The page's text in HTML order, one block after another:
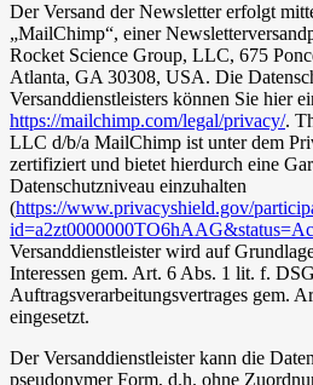
Der Versand der Newsletter erfolgt
„MailChimp“, einer
Rocket Science Group, LLC, 675
Atlanta, GA 30308, USA. Die
Versanddienstleisters können Sie hier
https://mailchimp.com/legal/privacy/.
LLC d/b/a MailChimp ist unter dem
zertifiziert und bietet hierdurch eine
Datenschutzniveau einzuhalten
(https://www.privacyshield.gov/
Versanddienstleister wird auf
Interessen gem. Art. 6 Abs. 1 lit. f.
Auftragsverarbeitungsvertrages gem.
eingesetzt.
Der Versanddienstleister kann die
pseudonymer Form, d.h. ohne